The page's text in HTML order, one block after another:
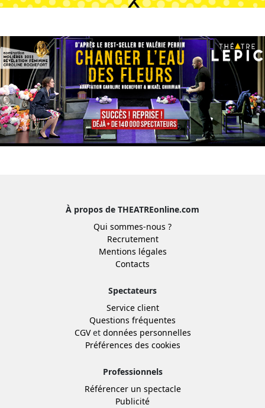
À propos de THEATREonline.com
Qui sommes-nous ?
Recrutement
Mentions légales
Contacts
Spectateurs
Service client
Questions fréquentes
CGVet données personnelles
Préférences des cookies
Professionnels
Référencer un spectacle
Publicité